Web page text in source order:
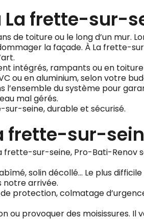
La frette-sur-
de toiture ou le long d’un mur.
la façade. À La frette-
intégrés, rampants ou en
ou en aluminium, selon votre
du système pour
mal gérés.
seine, durable et sécurisé.
frette-sur-
frette-sur-seine, Pro-Bati-
solin décollé… Le plus
notre arrivée.
protection, colmatage
provoquer des moisissures. Il